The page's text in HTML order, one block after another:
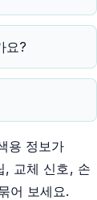
요?
용 정보가
, 교체 신호, 손
어 보세요.